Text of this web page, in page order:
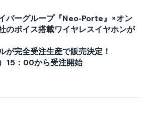
バーグループ『Neo-Porte』×オン
のボイス搭載ワイヤレスイヤホンが
が完全受注生産で販売決定！
15：00から受注開始